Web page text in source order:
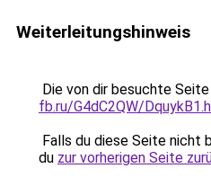
Weiterleitungshinweis
Die von dir besuchte
fb.ru/G4dC2QW/
Falls du diese Seite nicht
du zur vorherigen Seite